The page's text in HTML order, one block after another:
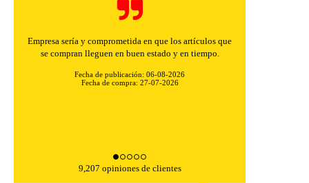
Empresa sería y comprometida en que los artículos que
se compran lleguen en buen estado y en tiempo.
Fecha de publicación: 06-08-2026
Fecha de compra: 27-07-2026
9,207 opiniones de clientes